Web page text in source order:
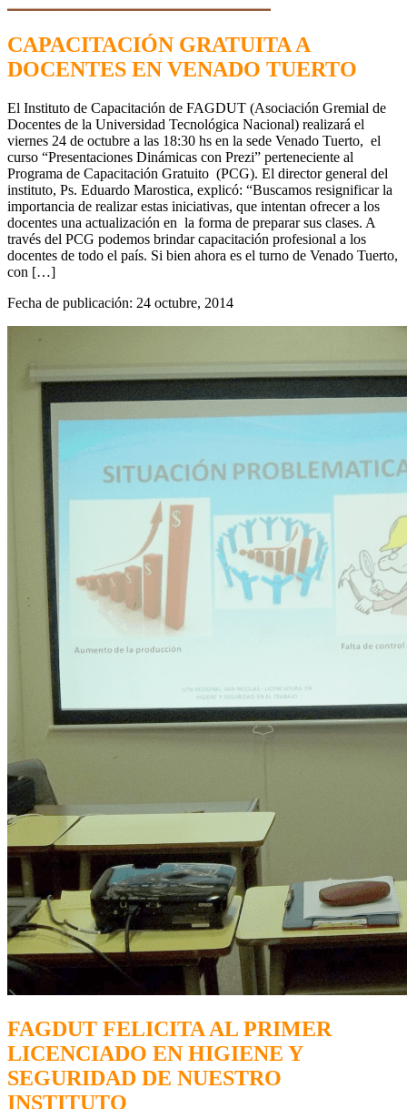
CAPACITACIÓN GRATUITA A
DOCENTES EN VENADO TUERTO
El Instituto de Capacitación de FAGDUT (Asociación Gremial de
Docentes de la Universidad Tecnológica Nacional) realizará el
viernes 24 de octubre a las 18:30 hs en la sede Venado Tuerto, el
curso “Presentaciones Dinámicas con Prezi” perteneciente al
Programa de Capacitación Gratuito (PCG). El director general del
instituto, Ps. Eduardo Marostica, explicó: “Buscamos resignificar la
importancia de realizar estas iniciativas, que intentan ofrecer a los
docentes una actualización en la forma de preparar sus clases. A
través del PCG podemos brindar capacitación profesional a los
docentes de todo el país. Si bien ahora es el turno de Venado Tuerto,
con […]
Fecha de publicación: 24 octubre, 2014
FAGDUT FELICITA AL PRIMER
LICENCIADO EN HIGIENE Y
SEGURIDAD DE NUESTRO
INSTITUTO